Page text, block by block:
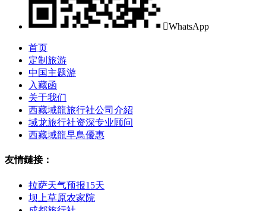
WhatsApp
首页
定制旅游
中国主题游
入藏函
关于我们
西藏域龍旅行社公司介紹
域龙旅行社资深专业顾问
西藏域龍早鳥優惠
友情鏈接：
拉萨天气预报15天
坝上草原农家院